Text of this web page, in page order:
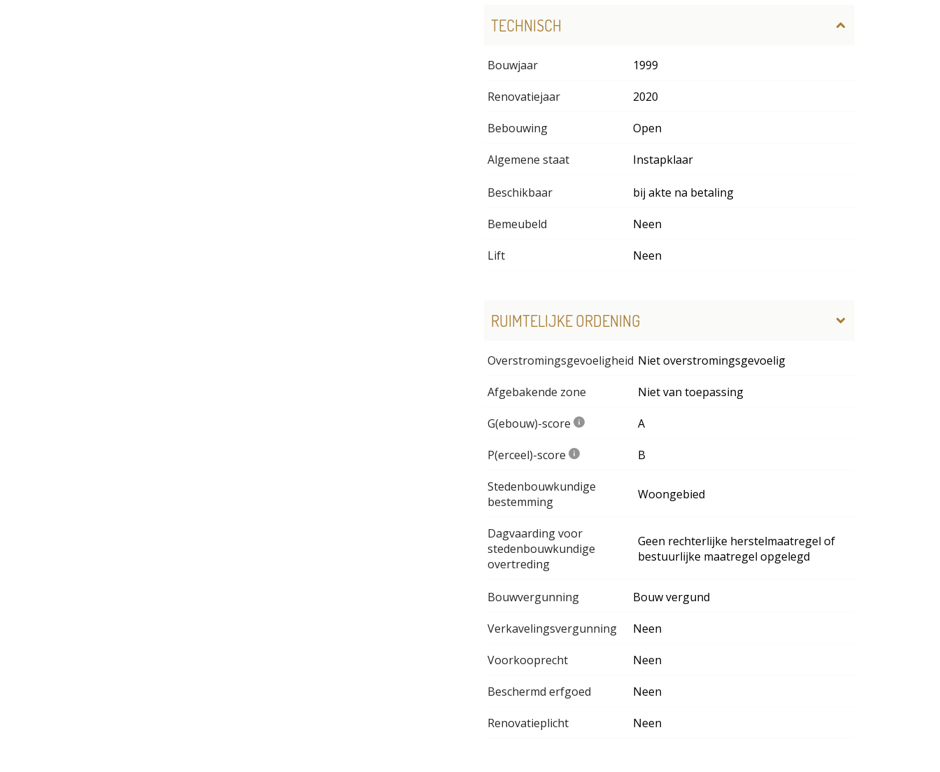
TECHNISCH
Bouwjaar 1999
Renovatiejaar 2020
Bebouwing Open
Algemene staat Instapklaar
Beschikbaar bij akte na betaling
Bemeubeld Neen
Lift Neen
RUIMTELIJKE ORDENING
Overstromingsgevoeligheid Niet overstromingsgevoelig
Afgebakende zone Niet van toepassing
G(ebouw)-score A
P(erceel)-score B
Stedenbouwkundige
bestemming
Woongebied
Dagvaarding voor
stedenbouwkundige
overtreding
Geen rechterlijke herstelmaatregel of
bestuurlijke maatregel opgelegd
Bouwvergunning Bouw vergund
Verkavelingsvergunning Neen
Voorkooprecht Neen
Beschermd erfgoed Neen
Renovatieplicht Neen